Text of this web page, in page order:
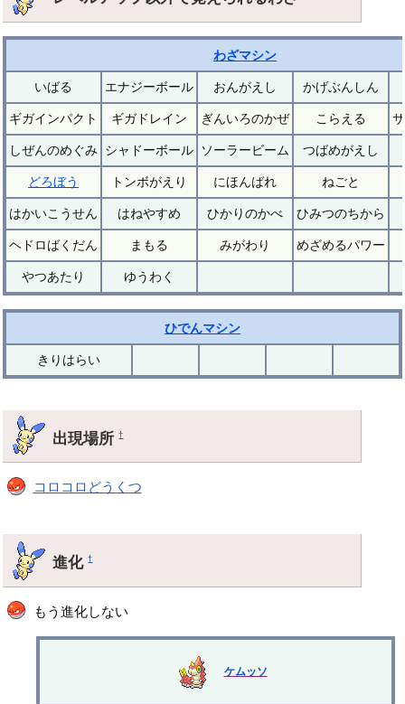
わざマシン
いばる エナジーボール おんがえし かげぶんしん
ギガインパクト ギガドレイン ぎんいろのかぜ こらえる
しぜんのめぐみ シャドーボール ソーラービーム つばめがえし
どろぼう トンボがえり にほんばれ ねごと
はかいこうせん はねやすめ ひかりのかべ ひみつのちから
ヘドロばくだん まもる みがわり めざめるパワー
やつあたり ゆうわく
ひでんマシン
きりはらい
出現場所†
コロコロどうくつ
進化†
もう進化しない
ケムッソ